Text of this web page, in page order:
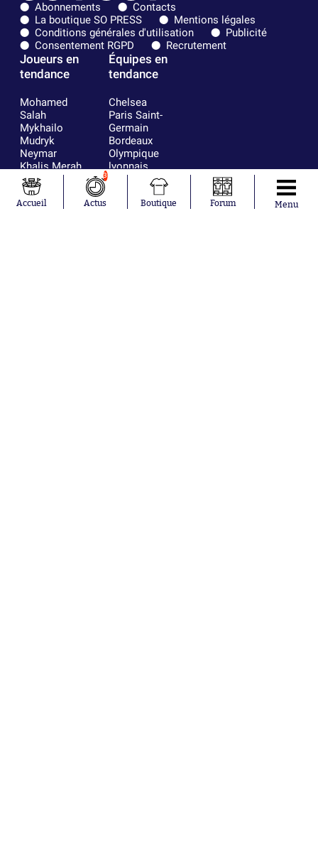
Abonnements
Contacts
La boutique SO PRESS
Mentions légales
Conditions générales d'utilisation
Publicité
Consentement RGPD
Recrutement
Joueurs en
tendance
Mohamed
Salah
Mykhailo
Mudryk
Neymar
Khalis Merah
Loïs Openda
Moussa
Niakhaté
Équipes en
tendance
Chelsea
Paris Saint-
Germain
Bordeaux
Olympique
lyonnais
FIFA
Real Madrid
RC Strasbourg
Accueil
3
Actus Boutique Forum Menu